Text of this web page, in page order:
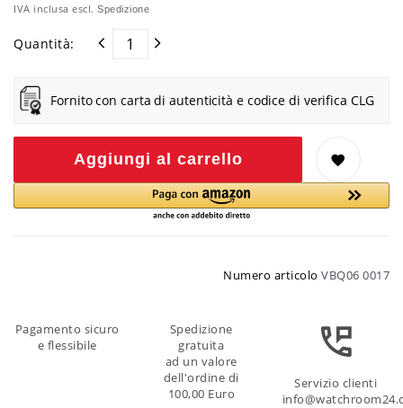
IVA inclusa escl. Spedizione
Quantità:
Fornito con carta di autenticità e codice di verifica CLG
Aggiungi al carrello
Numero articolo VBQ06 0017
Pagamento sicuro
e flessibile
Spedizione
gratuita
ad un valore
dell'ordine di
100,00 Euro
Servizio clienti